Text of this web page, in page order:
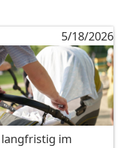
5/18/2026
im